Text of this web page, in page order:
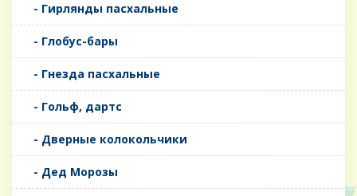
- Гирлянды пасхальные
- Глобус-бары
- Гнезда пасхальные
- Гольф, дартс
- Дверные колокольчики
- Дед Морозы